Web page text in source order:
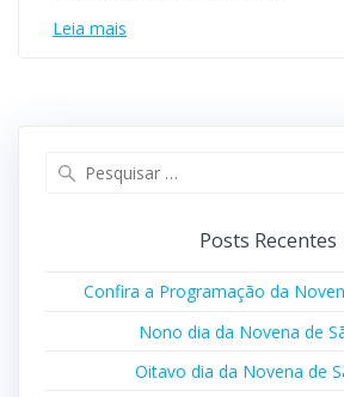
Leia mais
Posts Recentes
Confira a Programação da
Nono dia da Novena de
Oitavo dia da Novena de